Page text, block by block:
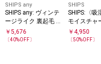
SHIPS any
SHIPS any: ヴィンテ
ージライク 裏起毛 セ
ミモックネック ラグ
ラン スウェット◇
￥ 5,676
〔40%OFF〕
SHIPS
SHIPS:〈吸
モイスチャ
ネック プル
￥4,950
〔50%OFF〕